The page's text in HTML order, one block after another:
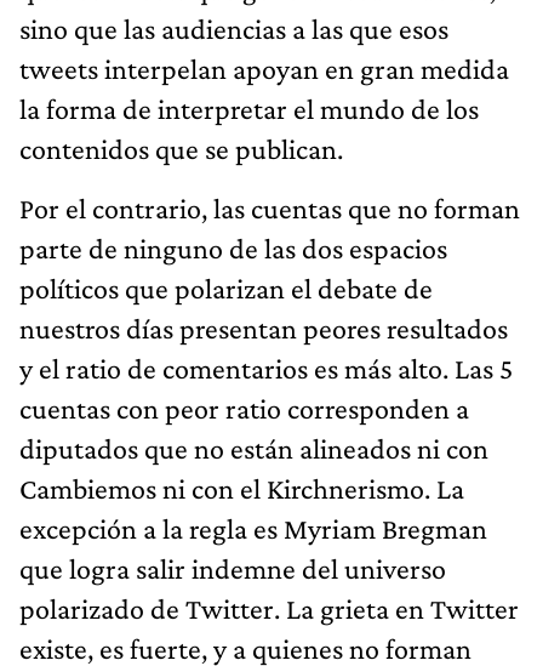
sino que las audiencias a las que esos
tweets interpelan apoyan en gran medida
la forma de interpretar el mundo de los
contenidos que se publican.
Por el contrario, las cuentas que no forman
parte de ninguno de las dos espacios
políticos que polarizan el debate de
nuestros días presentan peores resultados
y el ratio de comentarios es más alto. Las 5
cuentas con peor ratio corresponden a
diputados que no están alineados ni con
Cambiemos ni con el Kirchnerismo. La
excepción a la regla es Myriam Bregman
que logra salir indemne del universo
polarizado de Twitter. La grieta en Twitter
existe, es fuerte, y a quienes no forman